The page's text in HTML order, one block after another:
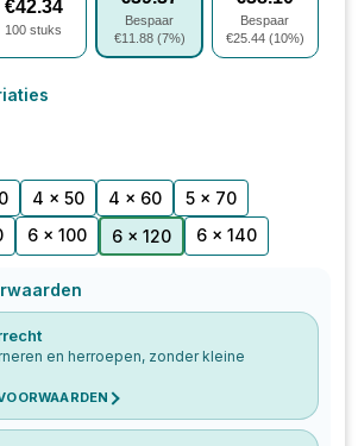
€42.34
100 stuks
Bespaar
€11.88(7%)
Bespaar
€25.44(10%)
4 x 50 4 x 60
5 x 70
6 x 100 6 x 120 6 x 140
en herroepen, zonder kleine